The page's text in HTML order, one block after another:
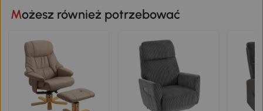
denke ein Kind wird sich nicht zurücklehnen
können, sondern lediglich in der
der Widerstand zu groß ist.
Możesz również potrzebować